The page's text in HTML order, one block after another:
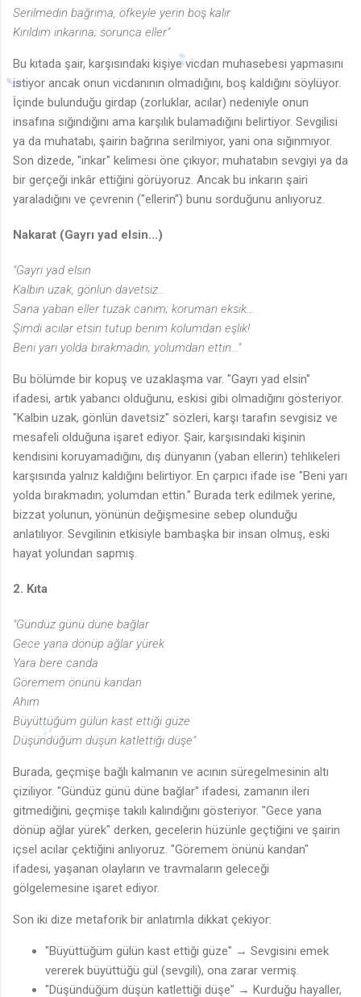
Serilmedin bağrıma, öfkeyle yerin boş kalır
Kırıldım inkarına; sorunca eller"
Bu kıtada şair, karşısındaki kişiye vicdan muhasebesi yapmasını
istiyor ancak onun vicdanının olmadığını, boş kaldığını söylüyor.
İçinde bulunduğu girdap (zorluklar, acılar) nedeniyle onun
insafına sığındığını ama karşılık bulamadığını belirtiyor. Sevgilisi
ya da muhatabı, şairin bağrına serilmiyor, yani ona sığınmıyor.
Son dizede, "inkar" kelimesi öne çıkıyor; muhatabın sevgiyi ya da
bir gerçeği inkâr ettiğini görüyoruz. Ancak bu inkarın şairi
yaraladığını ve çevrenin ("ellerin") bunu sorduğunu anlıyoruz.
Nakarat (Gayrı yad elsin...)
"Gayrı yad elsin
Kalbin uzak, gönlün davetsiz...
Sana yaban eller tuzak canım; koruman eksik...
Şimdi acılar etsin tutup benim kolumdan eşlik!
Beni yarı yolda bırakmadın; yolumdan ettin..."
Bu bölümde bir kopuş ve uzaklaşma var. "Gayrı yad elsin"
ifadesi, artık yabancı olduğunu, eskisi gibi olmadığını gösteriyor.
"Kalbin uzak, gönlün davetsiz" sözleri, karşı tarafın sevgisiz ve
mesafeli olduğuna işaret ediyor. Şair, karşısındaki kişinin
kendisini koruyamadığını, dış dünyanın (yaban ellerin) tehlikeleri
karşısında yalnız kaldığını belirtiyor. En çarpıcı ifade ise "Beni yarı
yolda bırakmadın; yolumdan ettin." Burada terk edilmek yerine,
bizzat yolunun, yönünün değişmesine sebep olunduğu
anlatılıyor. Sevgilinin etkisiyle bambaşka bir insan olmuş, eski
hayat yolundan sapmış.
2. Kıta
"Gündüz günü düne bağlar
Gece yana dönüp ağlar yürek
Yara bere canda
Göremem önünü kandan
Ahım
Büyüttüğüm gülün kast ettiği güze
Düşündüğüm düşün katlettiği düşe"
Burada, geçmişe bağlı kalmanın ve acının süregelmesinin altı
çiziliyor. "Gündüz günü düne bağlar" ifadesi, zamanın ileri
gitmediğini, geçmişe takılı kalındığını gösteriyor. "Gece yana
dönüp ağlar yürek" derken, gecelerin hüzünle geçtiğini ve şairin
içsel acılar çektiğini anlıyoruz. "Göremem önünü kandan"
ifadesi, yaşanan olayların ve travmaların geleceği
gölgelemesine işaret ediyor.
Son iki dize metaforik bir anlatımla dikkat çekiyor:
"Büyüttüğüm gülün kast ettiği güze" → Sevgisini emek
vererek büyüttüğü gül (sevgili), ona zarar vermiş.
"Düşündüğüm düşün katlettiği düşe" → Kurduğu hayaller,
🎵
♪